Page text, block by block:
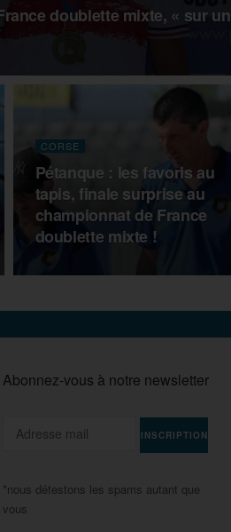
doublette mixte, « sur un
CORSE
Pétanque : les favoris au
tapis, finale surprise au
championnat de France
doublette mixte !
Abonnez-vous à notre newsletter
*nous détestons les spams autant que
vous